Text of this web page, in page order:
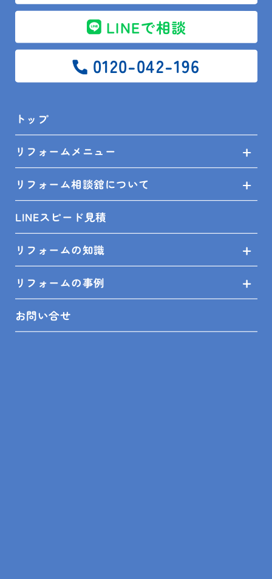
トップ
リフォームメニュー
リフォーム相談舘について
LINEスピード見積
リフォームの知識
リフォームの事例
お問い合せ
LINEで相談
0120-042-196
電話番号 必須
メールアドレス
都合のよい曜日 （複数選択可）
火
日